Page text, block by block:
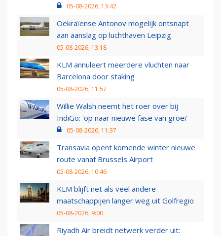
05-08-2026, 13:42
Oekraïense Antonov mogelijk ontsnapt
aan aanslag op luchthaven Leipzig
05-08-2026, 13:18
KLM annuleert meerdere vluchten naar
Barcelona door staking
05-08-2026, 11:57
Willie Walsh neemt het roer over bij
IndiGo: 'op naar nieuwe fase van groei'
05-08-2026, 11:37
Transavia opent komende winter nieuwe
route vanaf Brussels Airport
05-08-2026, 10:46
KLM blijft net als veel andere
maatschappijen langer weg uit Golfregio
05-08-2026, 9:00
Riyadh Air breidt netwerk verder uit: